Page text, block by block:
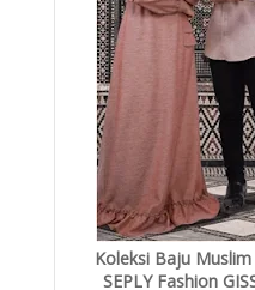
Koleksi Baju
SEPLY Fashion